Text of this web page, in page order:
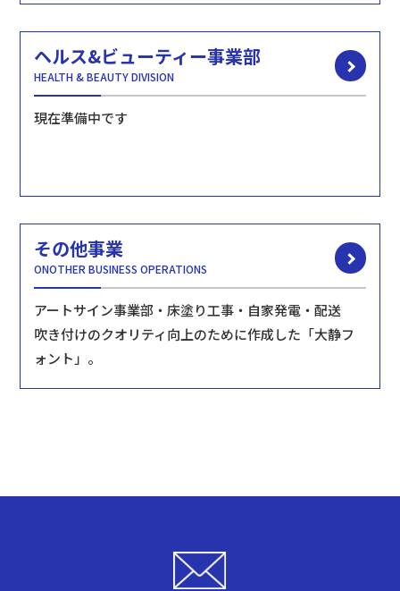
ヘルス&ビューティー事業部
HEALTH & BEAUTY DIVISION
現在準備中です
その他事業
ONOTHER BUSINESS OPERATIONS
アートサイン事業部・床塗り工事・自家発電・配送
吹き付けのクオリティ向上のために作成した「大静フ
ォント」。